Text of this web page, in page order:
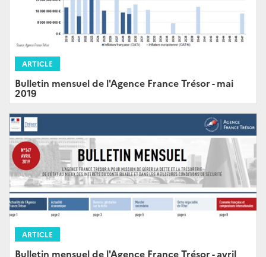
ARTICLE
Bulletin mensuel de l'Agence France Trésor - mai
2019
ARTICLE
Bulletin mensuel de l'Agence France Trésor - avril